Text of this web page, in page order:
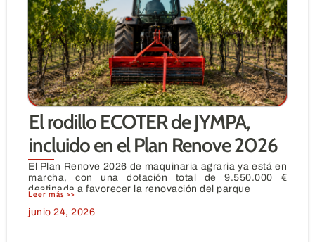
El rodillo ECOTER de JYMPA,
incluido en el Plan Renove 2026
El Plan Renove 2026 de maquinaria agraria ya está en
marcha, con una dotación total de 9.550.000 €
destinada a favorecer la renovación del parque
Leer más >>
junio 24, 2026